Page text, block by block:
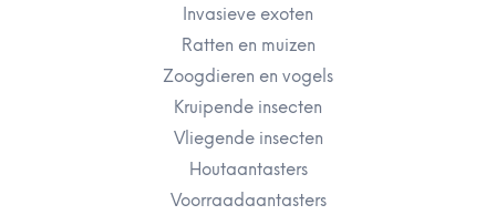
Invasieve exoten
Ratten en muizen
Zoogdieren en vogels
Kruipende insecten
Vliegende insecten
Houtaantasters
Voorraadaantasters